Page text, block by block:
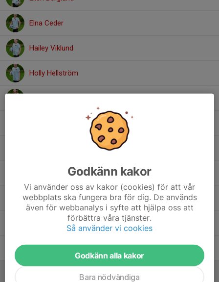
Elna Ceder
Hailey Viklund
Holly Hellström
Saeda Ibrahim Nasr
Selma Zouari
Tuva Johansson
Godkänn kakor
Vi använder oss av kakor (cookies) för att vår
webbplats ska fungera bra för dig. De används
även för webbanalys i syfte att hjälpa oss att
förbättra våra tjänster.
Så använder vi cookies
Godkänn alla kakor
Bara nödvändiga